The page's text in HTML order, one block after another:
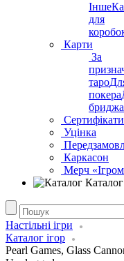
Інше
для
Карти
За
таро
покера
бриджа
Сертифікати
Уцінка
Каркасон
Мерч
Каталог
Настільні ігри
Каталог ігор
Pearl Games, Glass